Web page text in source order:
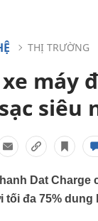
THỊ TRƯỜNG
xe máy
siêu
Dat
tối đa 75%